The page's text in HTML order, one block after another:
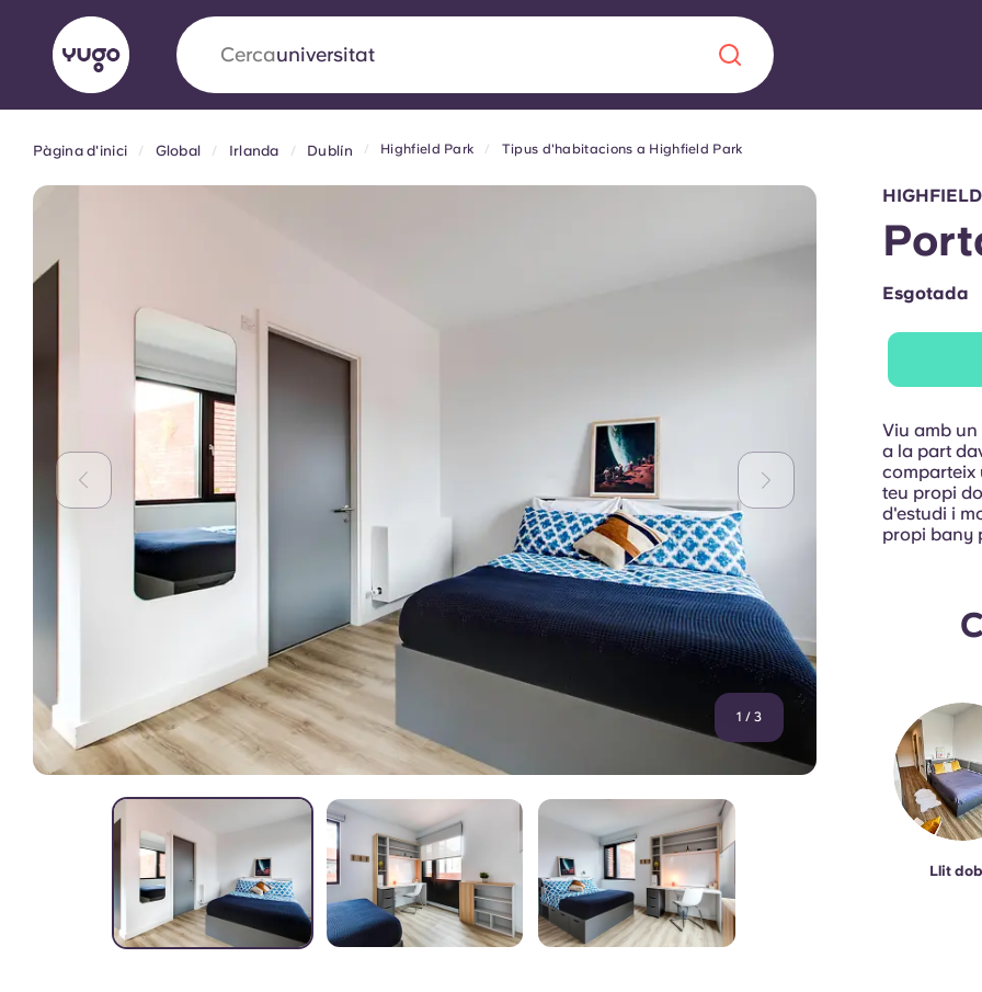
Cercaallotjament
SobreUbicacionsMés
Yugo x VCARB: Impulsant una nova era
en l'habitatge per a estudiants
Yugo La col·laboració pionera de amb VCARB fomenta la
innovació, l'ambició i els moments inoblidables per als estudiants.
Preguntes
English (GB) English (US)
Pàgina d'inici Global Irlanda Dublín Highfield Park Tipus d'habitacions a Highfield Park
1 / 3
Esgotada
Viu amb
a la part
comparteix
teu propi
d'estudi i
propi bany
Llit